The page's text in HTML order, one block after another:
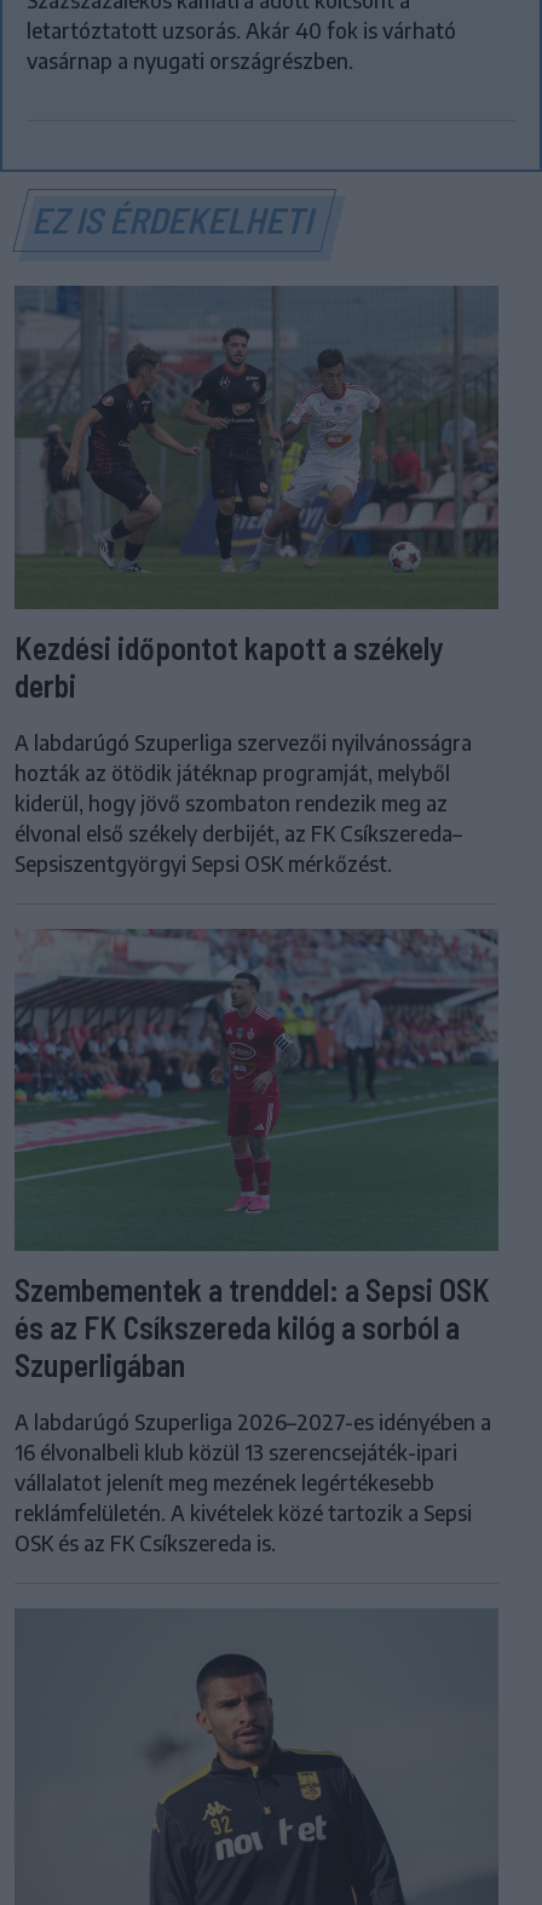
letartóztatott uzsorás. Akár 40 fok is várható
vasárnap a nyugati országrészben.
EZ IS ÉRDEKELHETI
Kezdési időpontot kapott a székely
derbi
A labdarúgó Szuperliga szervezői nyilvánosságra
hozták az ötödik játéknap programját, melyből
kiderül, hogy jövő szombaton rendezik meg az
élvonal első székely derbijét, az FK Csíkszereda–
Sepsiszentgyörgyi Sepsi OSK mérkőzést.
Szembementek a trenddel: a Sepsi OSK
és az FK Csíkszereda kilóg a sorból a
Szuperligában
A labdarúgó Szuperliga 2026–2027-es idényében a
16 élvonalbeli klub közül 13 szerencsejáték-ipari
vállalatot jelenít meg mezének legértékesebb
reklámfelületén. A kivételek közé tartozik a Sepsi
OSK és az FK Csíkszereda is.